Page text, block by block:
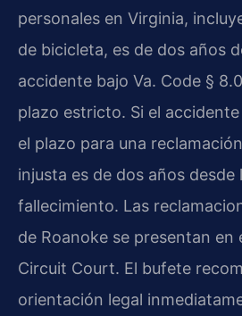
personales en Virginia,
de bicicleta, es de dos años
accidente bajo Va. Code §
plazo estricto. Si el
el plazo para una
injusta es de dos años desde
fallecimiento. Las
de Roanoke se presentan en
Circuit Court. El bufete
orientación legal